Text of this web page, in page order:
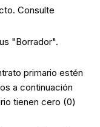
Consulte
"Borrador".
primario estén
a continuación
tienen cero (0)